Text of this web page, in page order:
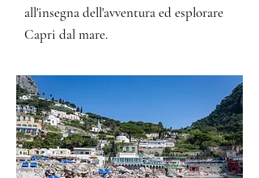
all'insegna dell'avventura ed esplorare
Capri dal mare.